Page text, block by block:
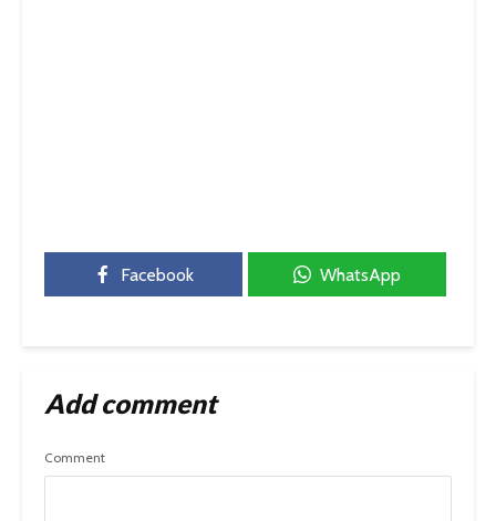
Facebook WhatsApp
Add comment
Comment